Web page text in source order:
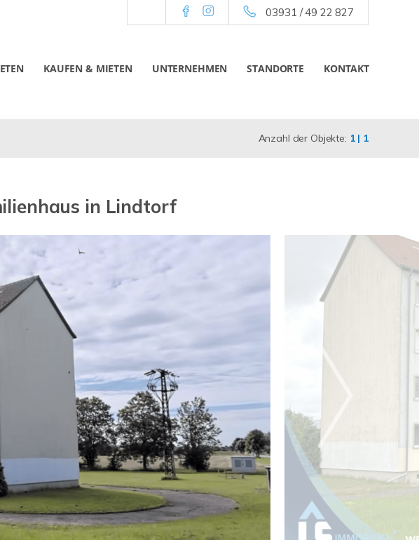
03931 / 49 22 827
KAUFEN & MIETEN UNTERNEHMEN STANDORTE KONTAKT
Anzahl der Objekte: 1 | 1
in Lindtorf